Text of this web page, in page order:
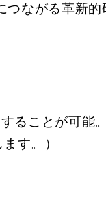
つながる革新的
ることが可能。
す。）